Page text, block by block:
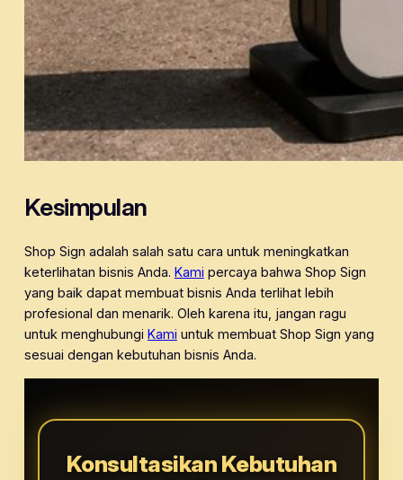
Kesimpulan
Shop Sign adalah salah satu cara untuk meningkatkan
keterlihatan bisnis Anda. Kami percaya bahwa Shop Sign
yang baik dapat membuat bisnis Anda terlihat lebih
profesional dan menarik. Oleh karena itu, jangan ragu
untuk menghubungi Kami untuk membuat Shop Sign yang
sesuai dengan kebutuhan bisnis Anda.
Konsultasikan Kebutuhan